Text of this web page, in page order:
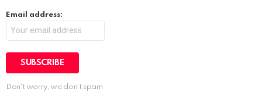
Email address:
Don't worry, we don't spam